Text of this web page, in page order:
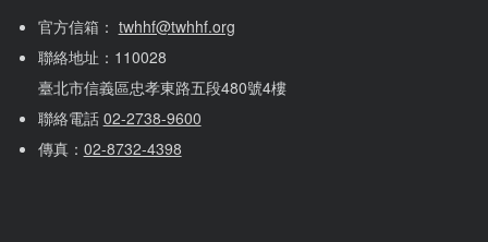
官方信箱： twhhf@twhhf.org
聯絡地址：110028
臺北市信義區忠孝東路五段480號4樓
聯絡電話 02-2738-9600
傳真： 02-8732-4398